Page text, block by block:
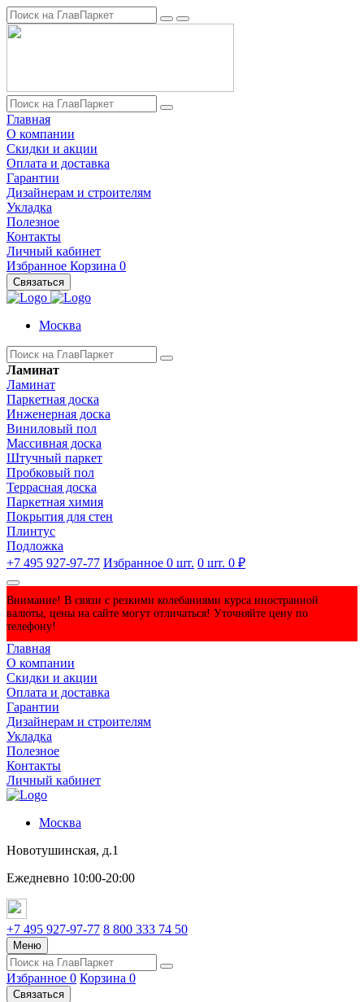
Главная
О компании
Скидки и акции
Оплата и доставка
Гарантии
Дизайнерам и строителям
Укладка
Полезное
Контакты
Личный кабинет
Избранное Корзина 0
Связаться
Москва
Ламинат
Ламинат
Паркетная доска
Инженерная доска
Виниловый пол
Массивная доска
Штучный паркет
Пробковый пол
Террасная доска
Паркетная химия
Покрытия для стен
Плинтус
Подложка
+7 495 927-97-77 Избранное 0 шт. 0 шт. 0 ₽
Внимание! В связи с резкими колебаниями курса иностранной
валюты, цены на сайте могут отличаться! Уточняйте цену по
телефону!
Главная
О компании
Скидки и акции
Оплата и доставка
Гарантии
Дизайнерам и строителям
Укладка
Полезное
Контакты
Личный кабинет
Москва
Новотушинская, д.1
Ежедневно 10:00-20:00
+7 495 927-97-77 8 800 333 74 50
Меню
Избранное 0 Корзина 0
Связаться